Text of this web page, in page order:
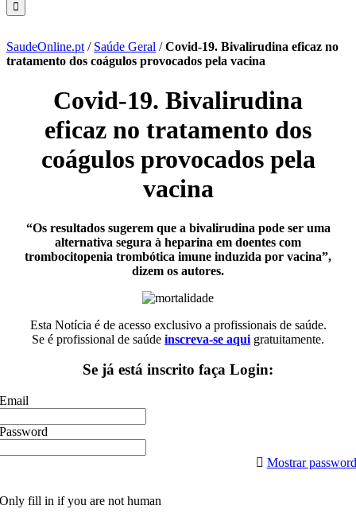
SaudeOnline.pt / Saúde Geral /Covid-19. Bivalirudina eficaz no
tratamento dos coágulos provocados pela vacina
Covid-19. Bivalirudina
eficaz no tratamento dos
coágulos provocados pela
vacina
“Os resultados sugerem que a bivalirudina pode ser uma
alternativa segura à heparina em doentes com
trombocitopenia trombótica imune induzida por vacina”,
dizem os autores.
Esta Notícia é de acesso exclusivo a profissionais de saúde.
Se é profissional de saúde inscreva-se aqui gratuitamente.
Se já está inscrito faça Login:
Email
Password
Mostrar password
Only fill in if you are not human